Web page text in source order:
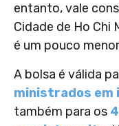
entanto, vale
Cidade de Ho Chi
é um pouco
A bolsa é válida
ministrados em
também para os